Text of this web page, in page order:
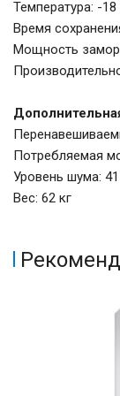
Температура: -18
Время
Мощность
Потребляемая
Уровень шума:
Вес: 62 кг